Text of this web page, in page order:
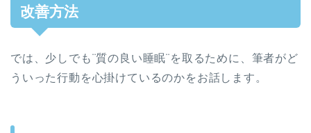
改善方法
では、少しでも¨質の良い睡眠¨を取るために、筆者がど
ういった行動を心掛けているのかをお話します。